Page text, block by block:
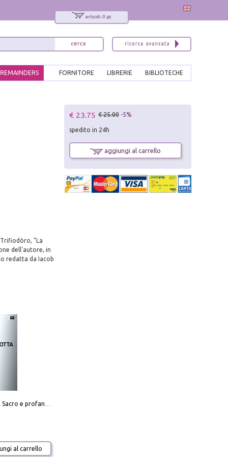
articoli: 0 pz.
BIBLIOTECHE
LIBRERIE
FORNITORE
REMAINDERS
"La
dell'autore, in
redatta da Iacob
al carrello
€ 23.75 € 25.00 -5%
spedito in 24h
aggiungi al carrello
x
Interessato ai nostri libri?
Sarai informato delle nostre novità, potrai
comunque cancellarti quando desideri.
modulo di iscrizione